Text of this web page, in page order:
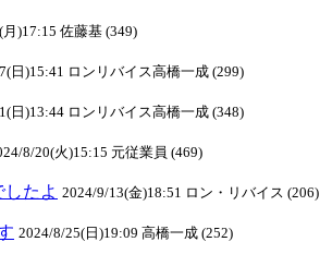
)17:15 佐藤基 (349)
日)15:41 ロンリバイス高橋一成 (299)
日)13:44 ロンリバイス高橋一成 (348)
8/20(火)15:15 元従業員 (469)
たよ 2024/9/13(金)18:51 ロン・リバイス (206)
2024/8/25(日)19:09 高橋一成 (252)